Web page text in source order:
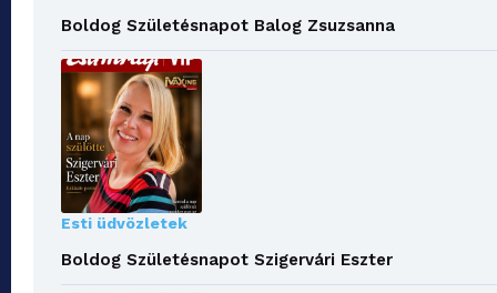
Boldog Születésnapot Balog Zsuzsanna
Esti üdvözletek
Boldog Születésnapot Szigervári Eszter